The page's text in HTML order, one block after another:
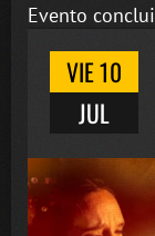
Evento
VIE 10
JUL